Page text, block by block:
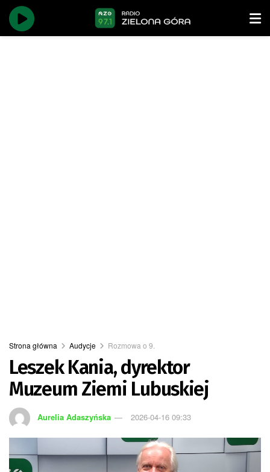
Strona główna Audycje Rozmowa o 9.
Leszek Kania, dyrektor
Muzeum Ziemi Lubuskiej
Aurelia Adaszyńska 2026-04-16 09:33